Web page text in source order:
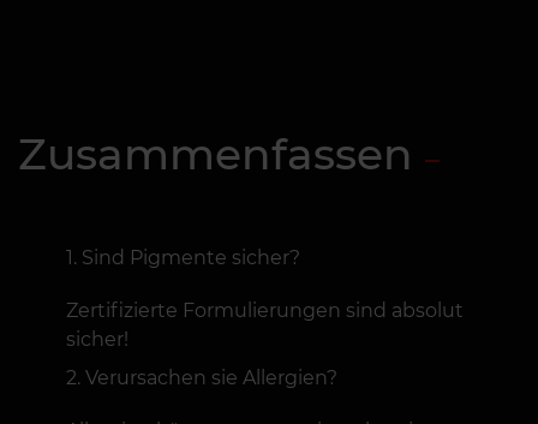
Zusammenfassen
Sind Pigmente sicher?
Zertifizierte Formulierungen sind absolut
sicher!
Verursachen sie Allergien?